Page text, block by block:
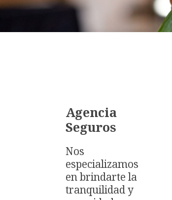
Agencia
Seguros
Nos
especializamos
en brindarte la
tranquilidad y